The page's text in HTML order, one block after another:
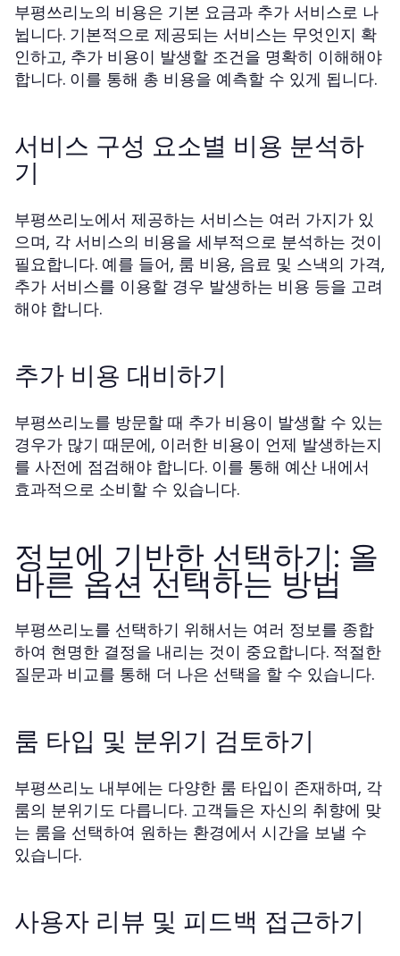
부평쓰리노의 비용은 기본 요금과 추가 서비스로 나
뉩니다. 기본적으로 제공되는 서비스는 무엇인지 확
인하고, 추가 비용이 발생할 조건을 명확히 이해해야
합니다. 이를 통해 총 비용을 예측할 수 있게 됩니다.
서비스 구성 요소별 비용 분석하
기
부평쓰리노에서 제공하는 서비스는 여러 가지가 있
으며, 각 서비스의 비용을 세부적으로 분석하는 것이
필요합니다. 예를 들어, 룸 비용, 음료 및 스낵의 가격,
추가 서비스를 이용할 경우 발생하는 비용 등을 고려
해야 합니다.
추가 비용 대비하기
부평쓰리노를 방문할 때 추가 비용이 발생할 수 있는
경우가 많기 때문에, 이러한 비용이 언제 발생하는지
를 사전에 점검해야 합니다. 이를 통해 예산 내에서
효과적으로 소비할 수 있습니다.
정보에 기반한 선택하기: 올
바른 옵션 선택하는 방법
부평쓰리노를 선택하기 위해서는 여러 정보를 종합
하여 현명한 결정을 내리는 것이 중요합니다. 적절한
질문과 비교를 통해 더 나은 선택을 할 수 있습니다.
룸 타입 및 분위기 검토하기
부평쓰리노 내부에는 다양한 룸 타입이 존재하며, 각
룸의 분위기도 다릅니다. 고객들은 자신의 취향에 맞
는 룸을 선택하여 원하는 환경에서 시간을 보낼 수
있습니다.
사용자 리뷰 및 피드백 접근하기